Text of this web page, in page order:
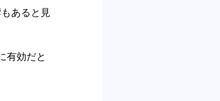
あると見
有効だと